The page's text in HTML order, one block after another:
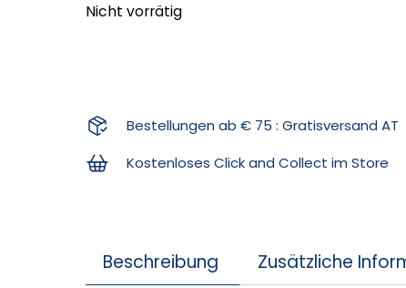
Nicht vorrätig
Bestellungen ab € 75 : Gratisversand AT
Kostenloses Click and Collect im Store
Beschreibung Zusätzliche